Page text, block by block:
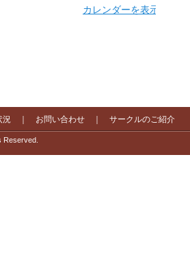
カレンダーを表示
況 お問い合わせ サークルのご紹介